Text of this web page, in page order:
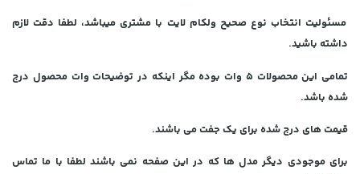
مسئولیت انتخاب نوع صحیح ولکام لایت با مشتری میباشد، لطفا دقت لازم
داشته باشید.
تمامی این محصولات ۵ وات بوده مگر اینکه در توضیحات وات محصول درج
شده باشد.
قیمت های درج شده برای یک جفت می باشند.
برای موجودی دیگر مدل ها که در این صفحه نمی باشند لطفا با ما تماس